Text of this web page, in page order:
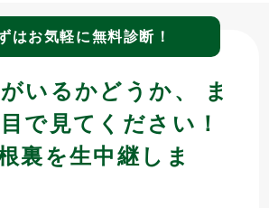
はお気軽に無料診断！
いるかどうか、 ま
で見てください！
裏を生中継しま